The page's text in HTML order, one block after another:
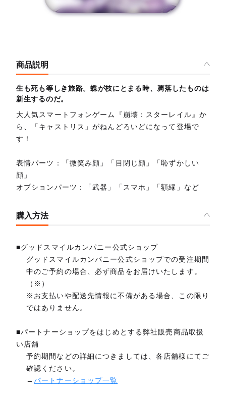
商品説明
生も死も等しき旅路。蝶が枝にとまる時、凋落したものは
新生するのだ。
大人気スマートフォンゲーム『崩壊：スターレイル』か
ら、「キャストリス」がねんどろいどになって登場で
す！
表情パーツ：「微笑み顔」「目閉じ顔」「恥ずかしい
顔」
オプションパーツ：「武器」「スマホ」「額縁」など
購入方法
■グッドスマイルカンパニー公式ショップ
グッドスマイルカンパニー公式ショップでの受注期間
中のご予約の場合、必ず商品をお届けいたします。
（※）
※お支払いや配送先情報に不備がある場合、この限り
ではありません。
■パートナーショップをはじめとする弊社販売商品取扱
い店舗
予約期間などの詳細につきましては、各店舗様にてご
確認ください。
→パートナーショップ一覧